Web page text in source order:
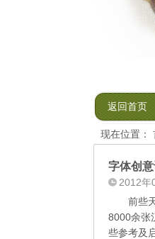
返回首页
现在位置：
字体创
2012年
前些
8000余张
些参考及